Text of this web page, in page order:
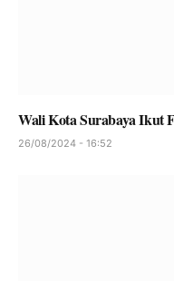
Wali Kota Surabaya Ikut
26/08/2024 - 16:52